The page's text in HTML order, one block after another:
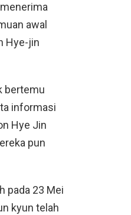
awal
Hye-jin
bertemu
informasi
Hye Jin
pun
pada 23 Mei
kyun telah